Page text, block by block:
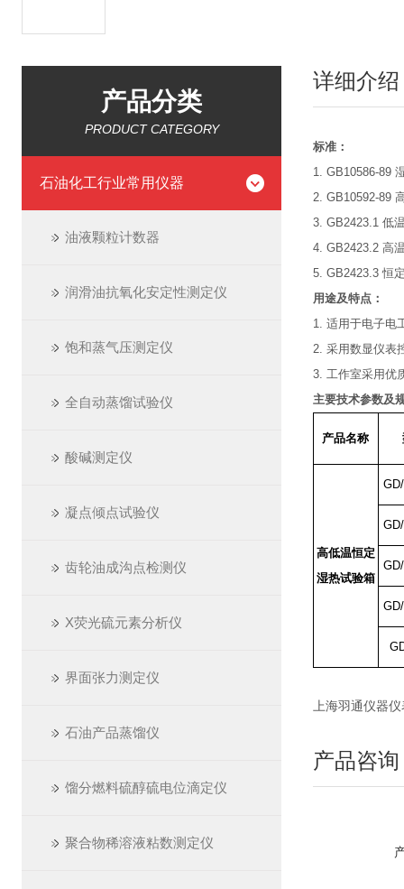
产品分类
PRODUCT CATEGORY
石油化工行业常用仪器
油液颗粒计数器
润滑油抗氧化安定性测定仪
饱和蒸气压测定仪
全自动蒸馏试验仪
酸碱测定仪
凝点倾点试验仪
齿轮油成沟点检测仪
X荧光硫元素分析仪
界面张力测定仪
石油产品蒸馏仪
馏分燃料硫醇硫电位滴定仪
聚合物稀溶液粘数测定仪
详细介绍
标准：
1. GB10586-89
2. GB10592-89
3. GB2423.1 低
4. GB2423.2 高
5. GB2423.3 恒
用途及特点：
1. 适用于电子电
2. 采用数显仪表
3. 工作室采用优
主要技术参数及
产品名称
高低温恒定
湿热试验箱
上海羽通仪器
产品咨询